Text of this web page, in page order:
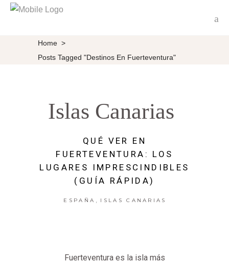
Home >
Posts Tagged "destinos En Fuerteventura"
Islas Canarias
QUÉ VER EN
FUERTEVENTURA: LOS
LUGARES IMPRESCINDIBLES
(GUÍA RÁPIDA)
ESPAÑA ISLAS CANARIAS
Fuerteventura es la isla más